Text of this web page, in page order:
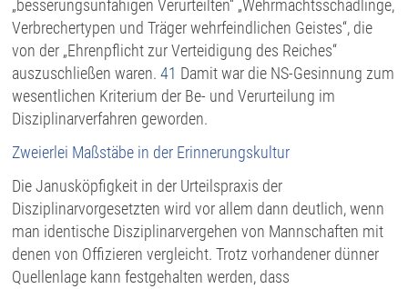
„besserungsunfähigen Verurteilten“ „Wehrmachtsschädlinge,
Verbrechertypen und Träger wehrfeindlichen Geistes“, die
von der „Ehrenpflicht zur Verteidigung des Reiches“
auszuschließen waren.41 Damit war die NS-Gesinnung zum
wesentlichen Kriterium der Be- und Verurteilung im
Disziplinarverfahren geworden.
Zweierlei Maßstäbe in der Erinnerungskultur
Die Janusköpfigkeit in der Urteilspraxis der
Disziplinarvorgesetzten wird vor allem dann deutlich, wenn
man identische Disziplinarvergehen von Mannschaften mit
denen von Offizieren vergleicht. Trotz vorhandener dünner
Quellenlage kann festgehalten werden, dass